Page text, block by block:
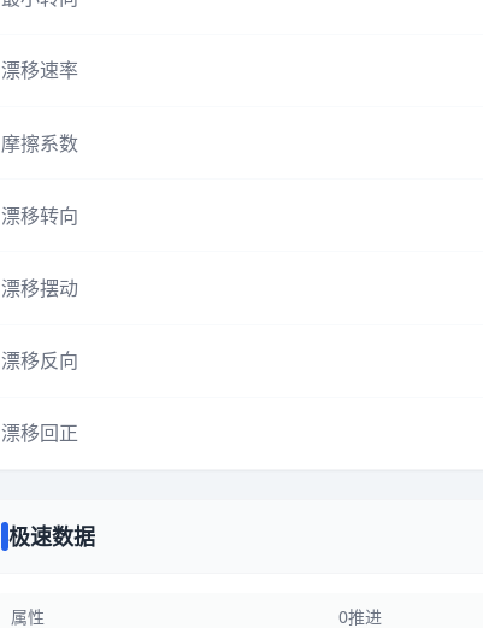
漂移速率
摩擦系数
漂移转向
漂移摆动
漂移反向
漂移回正
极速数据
属性 0推进